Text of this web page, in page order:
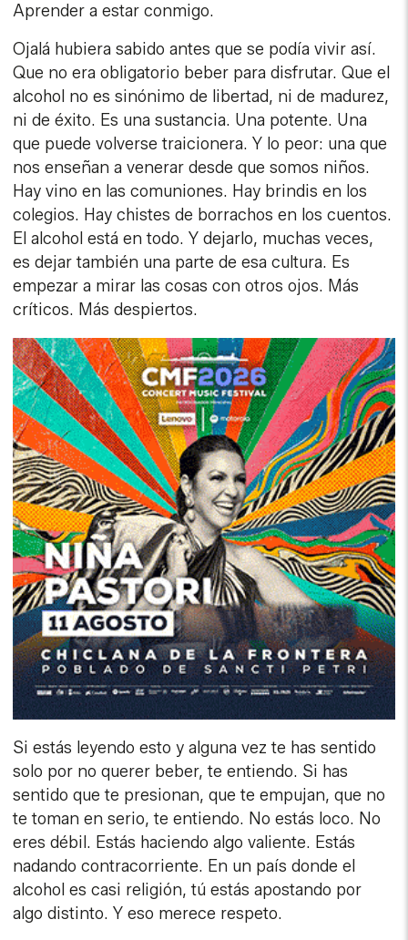
Aprender a estar conmigo.
Ojalá hubiera sabido antes que se podía vivir así.
Que no era obligatorio beber para disfrutar. Que el
alcohol no es sinónimo de libertad, ni de madurez,
ni de éxito. Es una sustancia. Una potente. Una
que puede volverse traicionera. Y lo peor: una que
nos enseñan a venerar desde que somos niños.
Hay vino en las comuniones. Hay brindis en los
colegios. Hay chistes de borrachos en los cuentos.
El alcohol está en todo. Y dejarlo, muchas veces,
es dejar también una parte de esa cultura. Es
empezar a mirar las cosas con otros ojos. Más
críticos. Más despiertos.
Si estás leyendo esto y alguna vez te has sentido
solo por no querer beber, te entiendo. Si has
sentido que te presionan, que te empujan, que no
te toman en serio, te entiendo. No estás loco. No
eres débil. Estás haciendo algo valiente. Estás
nadando contracorriente. En un país donde el
alcohol es casi religión, tú estás apostando por
algo distinto. Y eso merece respeto.